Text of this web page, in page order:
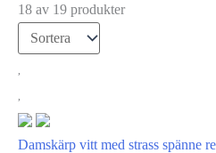
18 av 19 produkter
Damskärp vitt med strass spänne